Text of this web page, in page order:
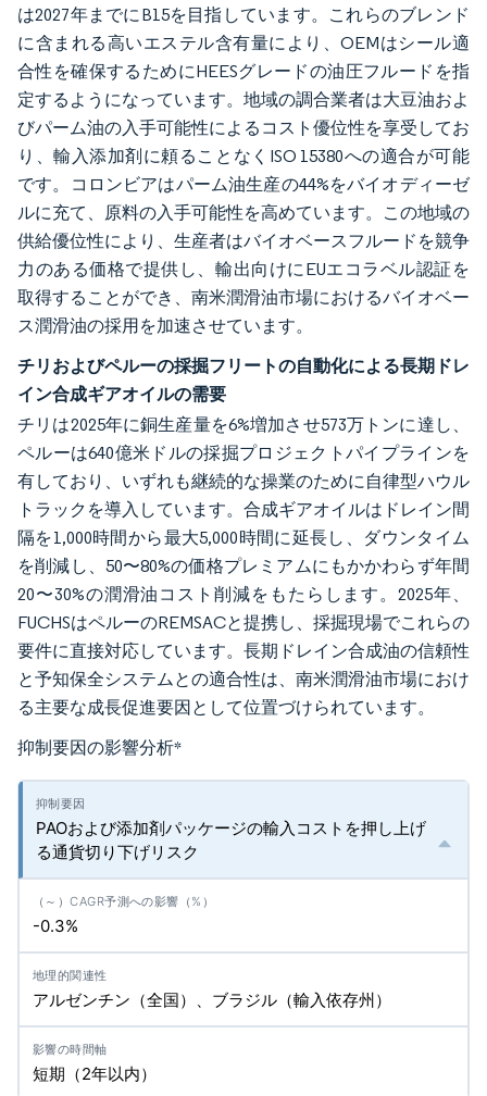
は2027年までにB15を目指しています。これらのブレンド
に含まれる高いエステル含有量により、OEMはシール適
合性を確保するためにHEESグレードの油圧フルードを指
定するようになっています。地域の調合業者は大豆油およ
びパーム油の入手可能性によるコスト優位性を享受してお
り、輸入添加剤に頼ることなくISO 15380への適合が可能
です。コロンビアはパーム油生産の44%をバイオディーゼ
ルに充て、原料の入手可能性を高めています。この地域の
供給優位性により、生産者はバイオベースフルードを競争
力のある価格で提供し、輸出向けにEUエコラベル認証を
取得することができ、南米潤滑油市場におけるバイオベー
ス潤滑油の採用を加速させています。
チリおよびペルーの採掘フリートの自動化による長期ドレ
イン合成ギアオイルの需要
チリは2025年に銅生産量を6%増加させ573万トンに達し、
ペルーは640億米ドルの採掘プロジェクトパイプラインを
有しており、いずれも継続的な操業のために自律型ハウル
トラックを導入しています。合成ギアオイルはドレイン間
隔を1,000時間から最大5,000時間に延長し、ダウンタイム
を削減し、50〜80%の価格プレミアムにもかかわらず年間
20〜30%の潤滑油コスト削減をもたらします。2025年、
FUCHSはペルーのREMSACと提携し、採掘現場でこれらの
要件に直接対応しています。長期ドレイン合成油の信頼性
と予知保全システムとの適合性は、南米潤滑油市場におけ
る主要な成長促進要因として位置づけられています。
抑制要因の影響分析*
PAOおよび添加剤パッケージの輸入コストを押し上げ
る通貨切り下げリスク
-0.3%
アルゼンチン（全国）、ブラジル（輸入依存州）
短期（2年以内）